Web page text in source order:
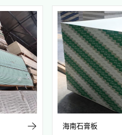
海南石膏板